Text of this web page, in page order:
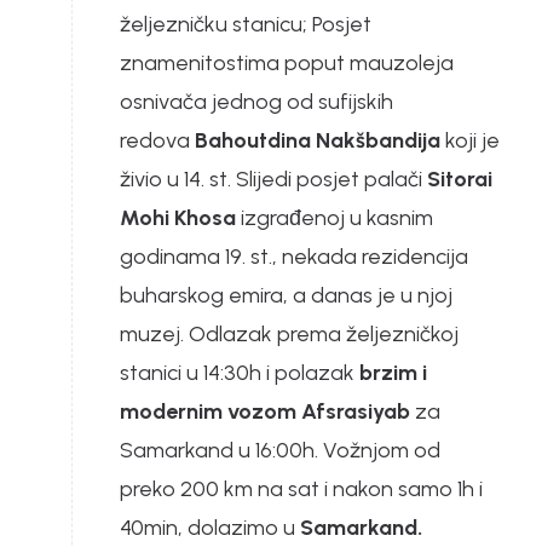
željezničku stanicu; Posjet
znamenitostima poput mauzoleja
osnivača jednog od sufijskih
redova Bahoutdina Nakšbandijakoji je
živio u 14. st. Slijedi posjet palači Sitorai
Mohi Khosaizgrađenoj u kasnim
godinama 19. st., nekada rezidencija
buharskog emira, a danas je u njoj
muzej. Odlazak prema željezničkoj
stanici u 14:30h i polazak brzim i
modernim vozom Afsrasiyab za
Samarkand u 16:00h. Vožnjom od
preko 200 km na sat i nakon samo 1h i
40min, dolazimo u Samarkand.